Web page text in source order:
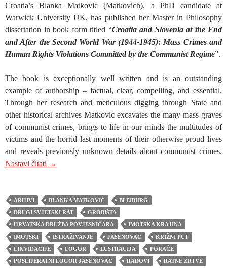
Croatia’s Blanka Matkovic (Matkovich), a PhD candidate at
Warwick University UK, has published her Master in Philosophy
dissertation in book form titled “Croatia and Slovenia at the End
and After the Second World War (1944-1945): Mass Crimes and
Human Rights Violations Committed by the Communist Regime”.
The book is exceptionally well written and is an outstanding
example of authorship – factual, clear, compelling, and essential.
Through her research and meticulous digging through State and
other historical archives Matkovic excavates the many mass graves
of communist crimes, brings to life in our minds the multitudes of
victims and the horrid last moments of their otherwise proud lives
and reveals previously unknown details about communist crimes.
Nastavi čitati INA VUKIĆ: Book Review and Ponderings – Blanka
→
ARHIVI BLANKA MATKOVIĆ
BLEIBURG
DRUGI SVJETSKI RAT
GROBIŠTA
HRVATSKA DRUŽBA POVJESNIČARA
IMOTSKA KRAJINA
IMOTSKI
ISTRAŽIVANJE JASENOVAC
KRIŽNI PUT
LIKVIDACIJE
LOGOR LUSTRACIJA
PORAĆE
POSLIJERATNI LOGOR JASENOVAC
RADOVI RATNE ŽRTVE